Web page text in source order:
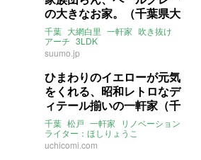
の大きなお家。（千葉県大
網白里市115㎡の売買物
件）
千葉 大網白里 一軒家 吹き抜け
アーチ 3LDK
ライター：ほしりょうこ
アクセントクロス
suumo.jp
ひまわりのイエローが元気
をくれる、昭和レトロなデ
ィテール揃いの一軒家（千
葉県松戸市79㎡の賃貸物
件）
千葉 松戸 一軒家
リノベーション
ライター：ほしりょうこ
ヴィンテージ
庭 DIY可 関東
uchicomi.com